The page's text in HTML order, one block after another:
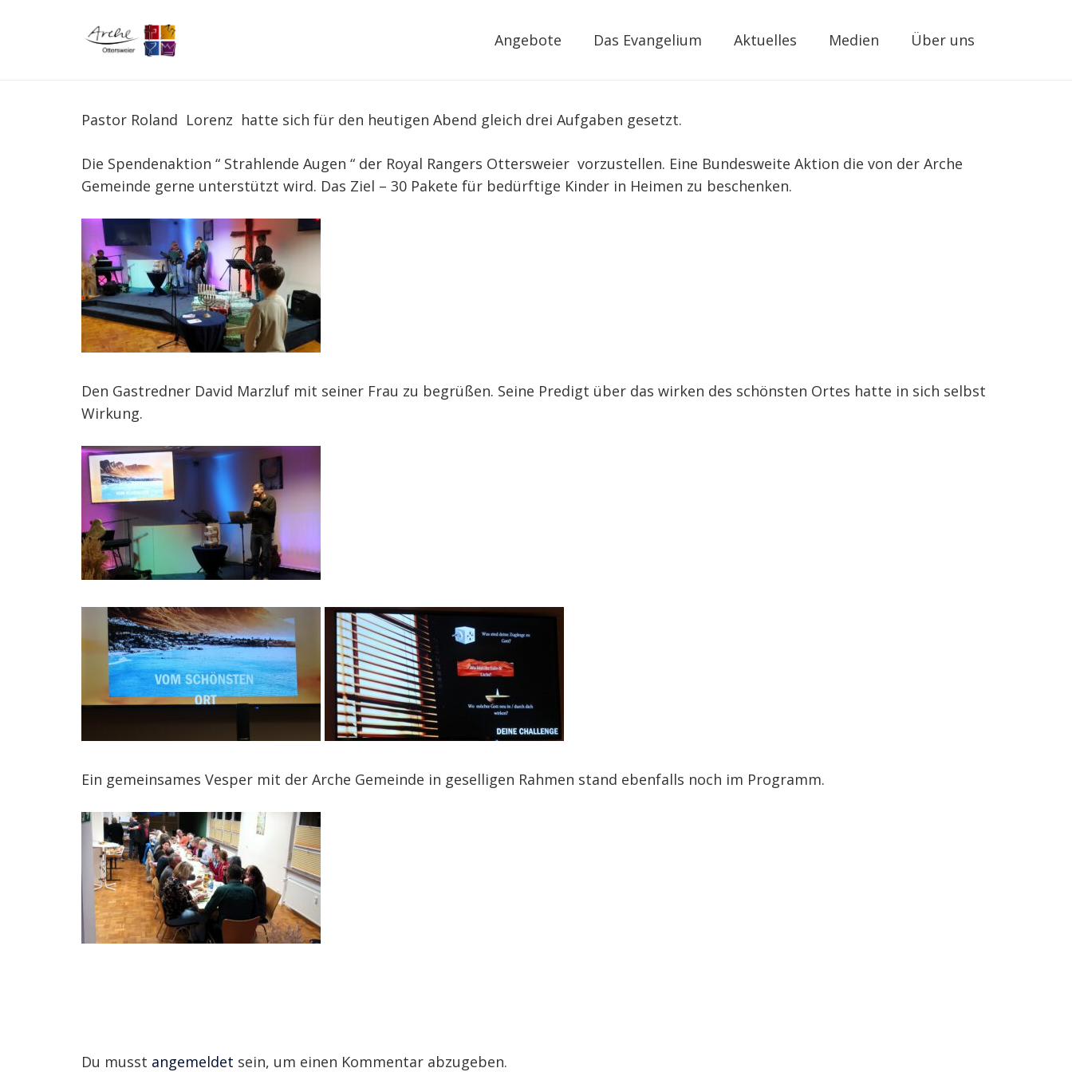
Angebote Das Evangelium Aktuelles Medien Über uns
Pastor Roland Lorenz hatte sich für den heutigen Abend gleich drei Aufgaben gesetzt.
Die Spendenaktion “ Strahlende Augen “ der Royal Rangers Ottersweier vorzustellen. Eine Bundesweite Aktion die von der Arche
Gemeinde gerne unterstützt wird. Das Ziel – 30 Pakete für bedürftige Kinder in Heimen zu beschenken.
Den Gastredner David Marzluf mit seiner Frau zu begrüßen. Seine Predigt über das wirken des schönsten Ortes hatte in sich selbst
Wirkung.
Ein gemeinsames Vesper mit der Arche Gemeinde in geselligen Rahmen stand ebenfalls noch im Programm.
Du musst angemeldet sein, um einen Kommentar abzugeben.